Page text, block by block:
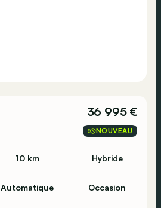
36 995 €
NOUVEAU
10 km Hybride
Automatique Occasion